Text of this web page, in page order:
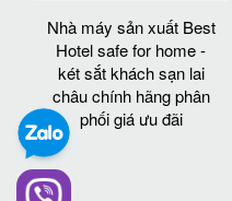
Nhà máy sản xuất Best
Hotel safe for home -
két sắt khách sạn lai
châu chính hãng phân
phối giá ưu đãi